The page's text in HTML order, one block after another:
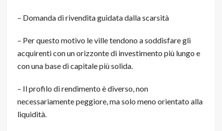
– Domanda di rivendita guidata dalla scarsità
– Per questo motivo le ville tendono a soddisfare gli
acquirenti con un orizzonte di investimento più lungo e
con una base di capitale più solida.
– Il profilo di rendimento è diverso, non
necessariamente peggiore, ma solo meno orientato alla
liquidità.